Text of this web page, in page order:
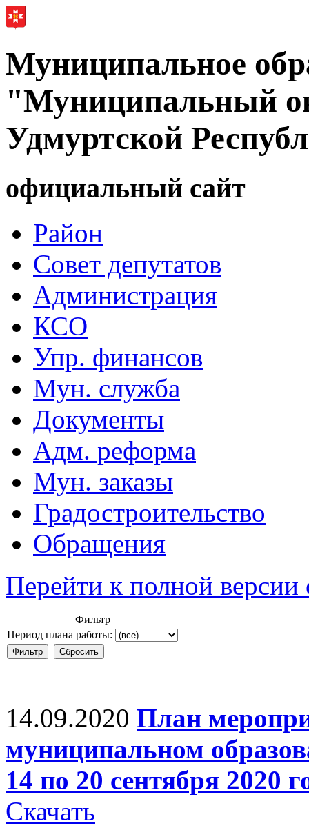
Муниципальное
"Муниципальный
Удмуртской
официальный сайт
Район
Совет депутатов
Администрация
КСО
Упр. финансов
Мун. служба
Документы
Адм. реформа
Мун. заказы
Градостроительство
Обращения
Перейти к полной версии
Фильтр
Период плана работы:
14.09.2020 План
муниципальном
14 по 20 сентября 2020
Скачать